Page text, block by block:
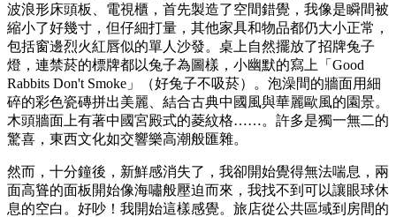
波浪形床頭板、電視櫃，首先製造了空間錯覺，我像是瞬間被
縮小了好幾寸，但仔細打量，其他家具和物品都仍大小正常，
包括窗邊烈火紅唇似的單人沙發。桌上自然擺放了招牌兔子
燈，連禁菸的標牌都以兔子為圖樣，小幽默的寫上「Good
Rabbits Don't Smoke」（好兔子不吸菸）。泡澡間的牆面用細
碎的彩色瓷磚拼出美麗、結合古典中國風與華麗歐風的園景。
木頭牆面上有著中國宮殿式的菱紋格……。許多是獨一無二的
驚喜，東西文化如交響樂高潮般匯雜。
然而，十分鐘後，新鮮感消失了，我卻開始覺得無法喘息，兩
面高聳的面板開始像海嘯般壓迫而來，我找不到可以讓眼球休
息的空白。好吵！我開始這樣感覺。旅店從公共區域到房間的